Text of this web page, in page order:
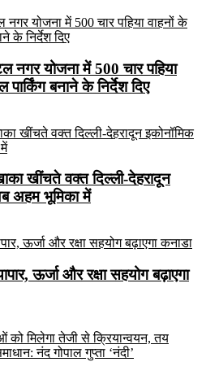
नगर योजना में 500 चार पहिया
बनाने के निर्देश दिए
खींचते वक्त दिल्ली-देहरादून
अहम भूमिका में
ऊर्जा और रक्षा सहयोग बढ़ाएगा